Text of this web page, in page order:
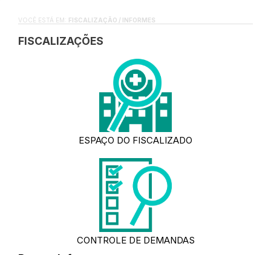
VOCÊ ESTÁ EM: FISCALIZAÇÃO / INFORMES
FISCALIZAÇÕES
ESPAÇO DO FISCALIZADO
CONTROLE DE DEMANDAS